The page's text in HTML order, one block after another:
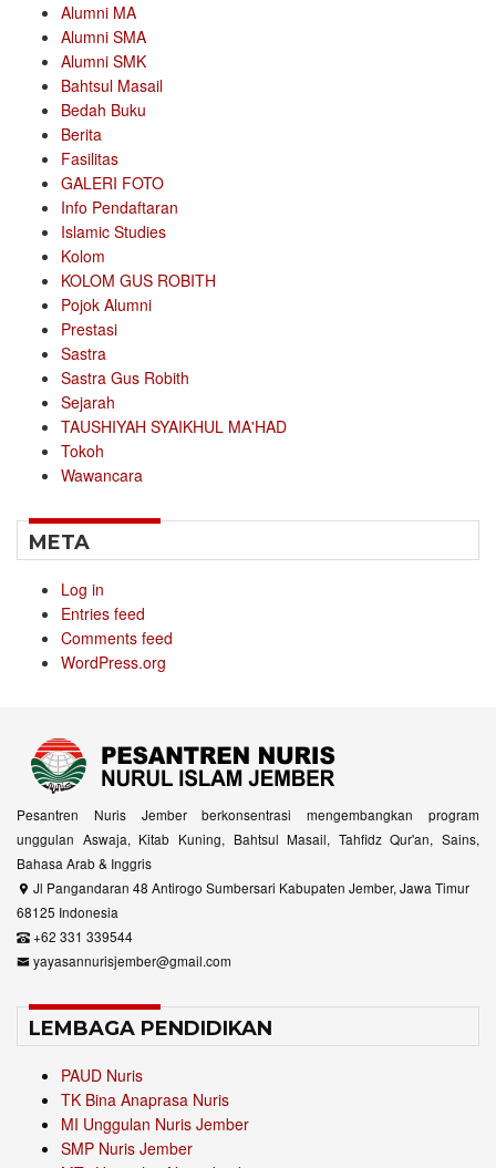
Alumni MA
Alumni SMA
Alumni SMK
Bahtsul Masail
Bedah Buku
Berita
Fasilitas
GALERI FOTO
Info Pendaftaran
Islamic Studies
Kolom
KOLOM GUS ROBITH
Pojok Alumni
Prestasi
Sastra
Sastra Gus Robith
Sejarah
TAUSHIYAH SYAIKHUL MA'HAD
Tokoh
Wawancara
META
Log in
Entries feed
Comments feed
WordPress.org
Pesantren Nuris Jember berkonsentrasi mengembangkan program
unggulan Aswaja, Kitab Kuning, Bahtsul Masail, Tahfidz Qur'an, Sains,
Bahasa Arab & Inggris
Jl Pangandaran 48 Antirogo Sumbersari Kabupaten Jember, Jawa Timur
68125 Indonesia
+62 331 339544
yayasannurisjember@gmail.com
LEMBAGA PENDIDIKAN
PAUD Nuris
TK Bina Anaprasa Nuris
MI Unggulan Nuris Jember
SMP Nuris Jember